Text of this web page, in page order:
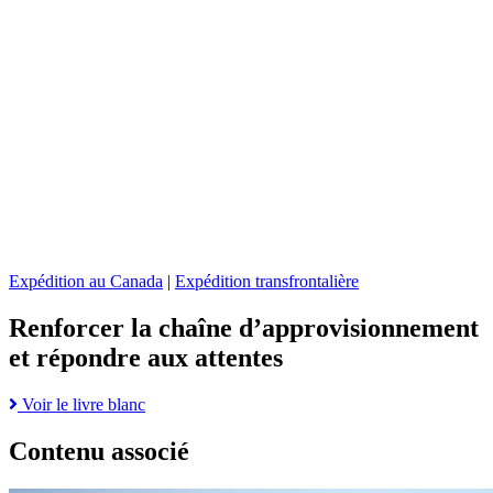
Expédition au Canada | Expédition transfrontalière
Renforcer la chaîne d’approvisionnement
et répondre aux attentes
Voir le livre blancRead
about
Renforcer
Contenu associé